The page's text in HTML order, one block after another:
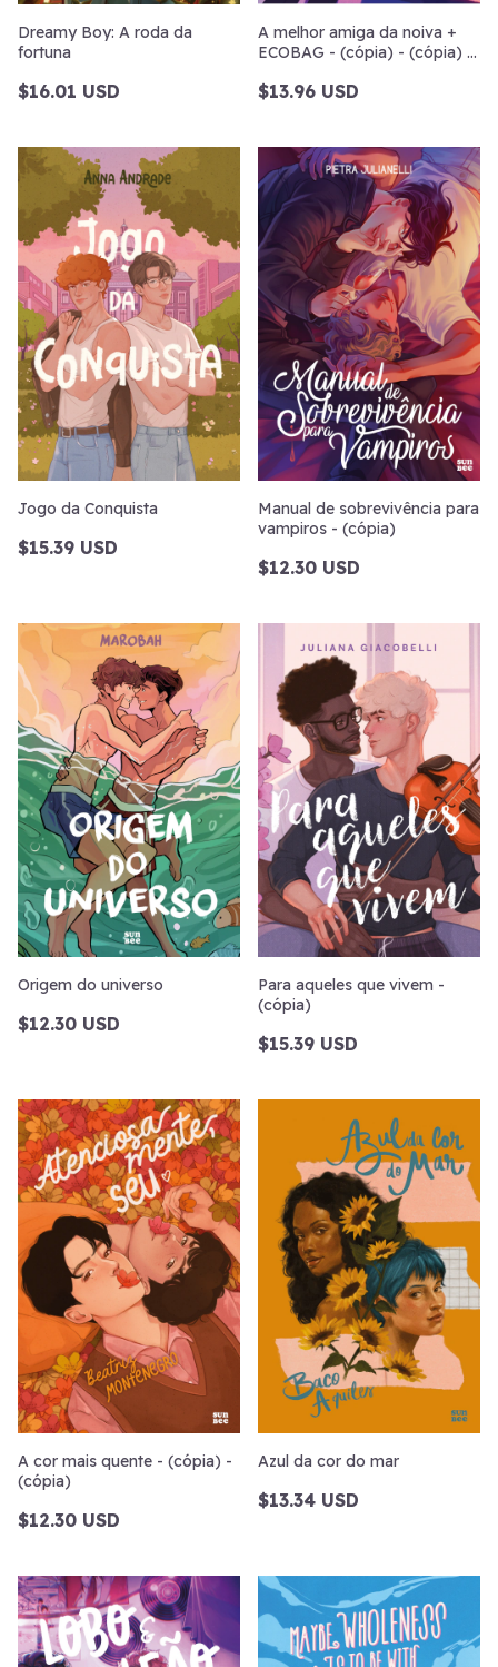
Dreamy Boy: A roda da
fortuna
$16.01 USD
A melhor amiga da noiva +
ECOBAG - (cópia) - (cópia) -
$13.96 USD
Jogo da Conquista
$15.39 USD
Manual de sobrevivência para
vampiros - (cópia)
$12.30 USD
Origem do universo
$12.30 USD
Para aqueles que vivem -
(cópia)
$15.39 USD
A cor mais quente - (cópia) -
(cópia)
$12.30 USD
Azul da cor do mar
$13.34 USD